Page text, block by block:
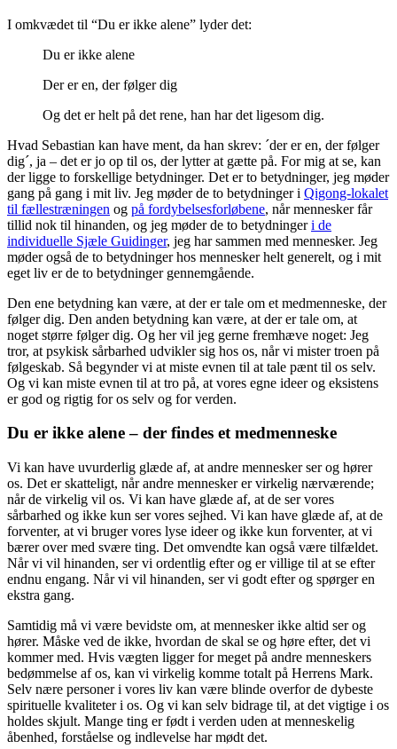
I omkvædet til “Du er ikke alene” lyder det:
Du er ikke alene
Der er en, der følger dig
Og det er helt på det rene, han har det ligesom dig.
Hvad Sebastian kan have ment, da han skrev: ´der er en, der følger
dig´, ja – det er jo op til os, der lytter at gætte på. For mig at se, kan
der ligge to forskellige betydninger. Det er to betydninger, jeg møder
gang på gang i mit liv. Jeg møder de to betydninger i Qigong-lokalet
til fællestræningen og på fordybelsesforløbene, når mennesker får
tillid nok til hinanden, og jeg møder de to betydningeri de
individuelle Sjæle Guidinger, jeg har sammen med mennesker. Jeg
møder også de to betydninger hos mennesker helt generelt, og i mit
eget liv er de to betydninger gennemgående.
Den ene betydning kan være, at der er tale om et medmenneske, der
følger dig. Den anden betydning kan være, at der er tale om, at
noget større følger dig. Og her vil jeg gerne fremhæve noget: Jeg
tror, at psykisk sårbarhed udvikler sig hos os, når vi mister troen på
følgeskab. Så begynder vi at miste evnen til at tale pænt til os selv.
Og vi kan miste evnen til at tro på, at vores egne ideer og eksistens
er god og rigtig for os selv og for verden.
Du er ikke alene – der findes et medmenneske
Vi kan have uvurderlig glæde af, at andre mennesker ser og hører
os. Det er skatteligt, når andre mennesker er virkelig nærværende;
når de virkelig vil os. Vi kan have glæde af, at de ser vores
sårbarhed og ikke kun ser vores sejhed. Vi kan have glæde af, at de
forventer, at vi bruger vores lyse ideer og ikke kun forventer, at vi
bærer over med svære ting. Det omvendte kan også være tilfældet.
Når vi vil hinanden, ser vi ordentlig efter og er villige til at se efter
endnu engang. Når vi vil hinanden, ser vi godt efter og spørger en
ekstra gang.
Samtidig må vi være bevidste om, at mennesker ikke altid ser og
hører. Måske ved de ikke, hvordan de skal se og høre efter, det vi
kommer med. Hvis vægten ligger for meget på andre menneskers
bedømmelse af os, kan vi virkelig komme totalt på Herrens Mark.
Selv nære personer i vores liv kan være blinde overfor de dybeste
spirituelle kvaliteter i os. Og vi kan selv bidrage til, at det vigtige i os
holdes skjult. Mange ting er født i verden uden at menneskelig
åbenhed, forståelse og indlevelse har mødt det.